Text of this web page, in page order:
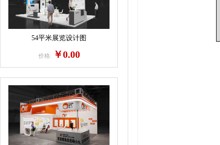
54平米展览设计图
价格: ￥0.00